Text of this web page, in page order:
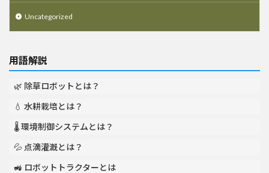
Uncategorized
用語解説
🌿 除草ロボットとは？
💧 水耕栽培とは？
🌡️ 環境制御システムとは？
💦 点滴灌漑とは？
🚜 ロボットトラクターとは